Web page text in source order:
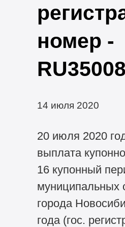
номер -
14 июля 2020
20 июля 2020
выплата
16 купонный
муниципальных
города
года (гос.